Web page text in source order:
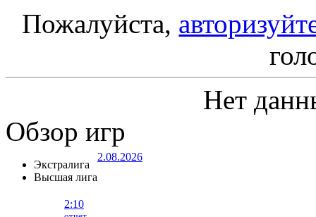
Пожалуйста,
Нет
Обзор игр
Экстралига
Высшая лига
2.08.2026
2:10